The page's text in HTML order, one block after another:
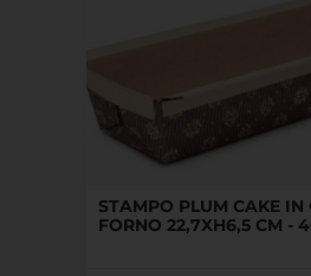
STAMPO PLUM CAKE
FORNO 22,7XH6,5 CM -